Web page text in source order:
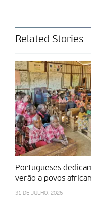
próximo, que pode ser
pessoas, experiências e
estarmos vigilantes…
Texto: Álvaro Pacheco,
Partilhar isto:
Related Stories
Portugueses
verão a povos
31 DE JULHO, 2026